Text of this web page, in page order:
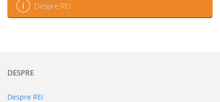
Despre REI
DESPRE
Despre REI